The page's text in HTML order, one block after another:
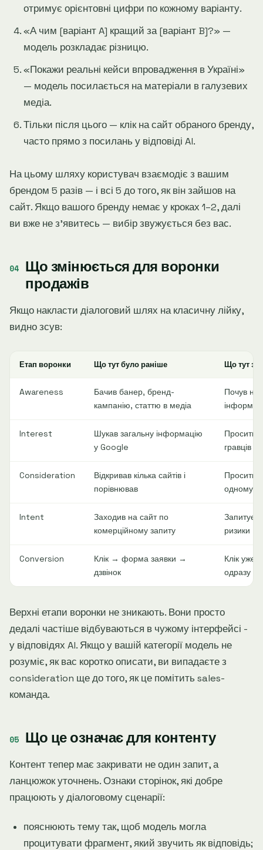
отримує орієнтовні цифри по кожному варіанту.
«А чим [варіант A] кращий за [варіант B]?» —
модель розкладає різницю.
«Покажи реальні кейси впровадження в Україні»
— модель посилається на матеріали в галузевих
медіа.
Тільки після цього — клік на сайт обраного бренду,
часто прямо з посилань у відповіді AI.
На цьому шляху користувач взаємодіє з вашим
брендом 5 разів — і всі 5 до того, як він зайшов на
сайт. Якщо вашого бренду немає у кроках 1–2, далі
ви вже не зʼявитесь — вибір звужується без вас.
Що змінюється для воронки
продажів
Якщо накласти діалоговий шлях на класичну лійку,
видно зсув:
Етап воронки Що тут було раніше Що тут
Awareness
Бачив банер, бренд-
кампанію, статтю в медіа
Почув
Interest
Шукав загальну інформацію
у Google
Просить
гравців
Consideration
Відкривав кілька сайтів і
порівнював
Просить
одному
Intent
Заходив на сайт по
комерційному запиту
Запитує у
ризики
Conversion
Клік → форма заявки →
дзвінок
Клік уже
одразу
Верхні етапи воронки не зникають. Вони просто
дедалі частіше відбуваються в чужому інтерфейсі -
у відповідях AI. Якщо у вашій категорії модель не
розуміє, як вас коротко описати, ви випадаєте з
consideration ще до того, як це помітить sales-
команда.
Що це означає для контенту
Контент тепер має закривати не один запит, а
ланцюжок уточнень. Ознаки сторінок, які добре
працюють у діалоговому сценарії:
пояснюють тему так, щоб модель могла
процитувати фрагмент, який звучить як відповідь;